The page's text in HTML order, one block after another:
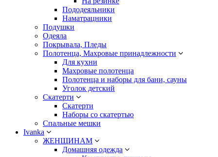
Пододеяльники
Наматрацники
Подушки
Одеяла
Покрывала, Пледы
Полотенца, Махровые принадлежности
Для кухни
Махровые полотенца
Полотенца и наборы для бани, сауны
Уголок детский
Скатерти
Скатерти
Наборы со скатертью
Спальные мешки
Ivanka
ЖЕНЩИНАМ
Домашняя одежда